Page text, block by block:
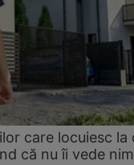
care locuiesc la
că nu îi vede